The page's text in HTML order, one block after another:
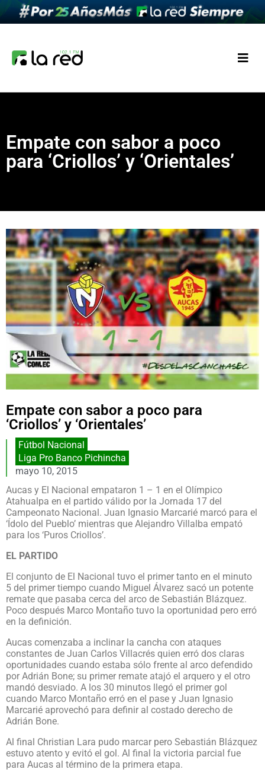
Empate con sabor a poco
para ‘Criollos’ y ‘Orientales’
Empate con sabor a poco para
‘Criollos’ y ‘Orientales’
Fútbol Nacional
Liga Pro Banco Pichincha
mayo 10, 2015
Aucas y El Nacional empataron 1 – 1 en el Olímpico
Atahualpa en el partido válido por la Jornada 17 del
Campeonato Nacional. Juan Ignasio Marcarié marcó para el
‘Ídolo del Pueblo’ mientras que Alejandro Villalba empató
para los ‘Puros Criollos’.
EL PARTIDO
El conjunto de El Nacional tuvo el primer tanto en el minuto
5 del primer tiempo cuando Miguel Álvarez sacó un potente
remate que pasaba cerca del arco de Sebastián Blázquez.
Poco después Marco Montaño tuvo la oportunidad pero erró
en la definición.
Aucas comenzaba a inclinar la cancha con ataques
constantes de Juan Carlos Villacrés quien erró dos claras
oportunidades cuando estaba sólo frente al arco defendido
por Adrián Bone; su primer remate atajó el arquero y el otro
mandó desviado. A los 30 minutos llegó el primer gol
cuando Marco Montaño erró en el pase y Juan Ignasio
Marcarié aprovechó para definir al costado derecho de
Adrián Bone.
Al final Christian Lara pudo marcar pero Sebastián Blázquez
estuvo atento y evitó el gol. Al final la victoria parcial fue
para Aucas al término de la primera etapa.